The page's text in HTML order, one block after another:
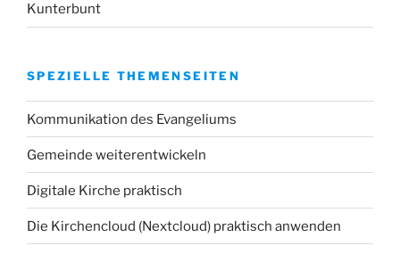
Kunterbunt
SPEZIELLE THEMENSEITEN
Kommunikation des Evangeliums
Gemeinde weiterentwickeln
Digitale Kirche praktisch
Die Kirchencloud (Nextcloud) praktisch anwenden